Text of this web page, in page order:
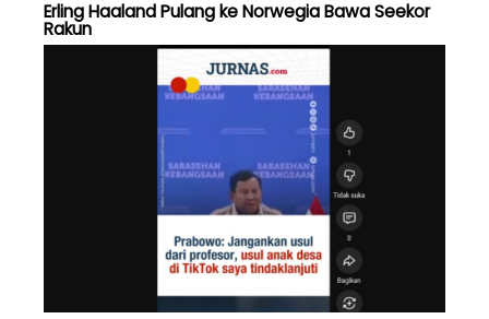
Erling Haaland Pulang ke Norwegia Bawa Seekor
Rakun